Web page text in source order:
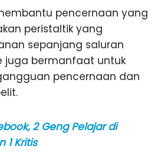
pencernaan yang
peristaltik yang
sepanjang saluran
juga bermanfaat untuk
pencernaan dan
2 Geng Pelajar di
1 Kritis